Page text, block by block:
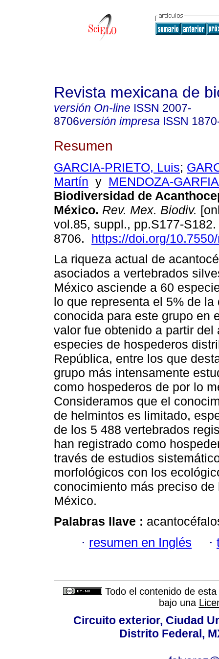
Revista mexicana de
versión On-line ISSN 2007-
8706versión impresa ISSN
Resumen
GARCIA-PRIETO, Luis;
Martín y MENDOZA-
Biodiversidad de
México. Rev. Mex. Biodiv.
vol.85, suppl., pp.S177-
8706. https://doi.org/
La riqueza actual de
asociados a vertebrados
México asciende a 60
lo que representa el 5% de la
conocida para este grupo en
valor fue obtenido a partir del
especies de hospederos
República, entre los que
grupo más intensamente
como hospederos de por lo
Consideramos que el
de helmintos es limitado,
de los 5 488 vertebrados
han registrado como
través de estudios
morfológicos con los
conocimiento más preciso
México.
Palabras llave :
· resumen en Inglés ·
Todo el contenido de
bajo una
Circuito exterior, Ciudad
Distrito Federal,